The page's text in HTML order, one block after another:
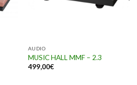
AUDIO
MUSIC HALL MMF – 2.3
499,00€